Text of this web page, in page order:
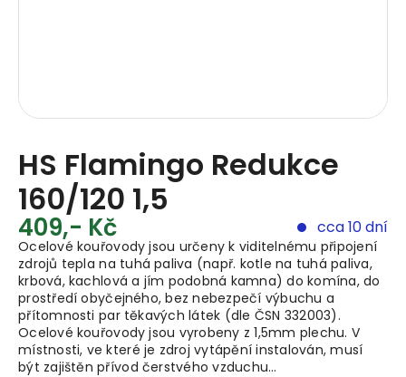
HS Flamingo Redukce
160/120 1,5
409,- Kč cca 10 dní
Ocelové kouřovody jsou určeny k viditelnému připojení
zdrojů tepla na tuhá paliva (např. kotle na tuhá paliva,
krbová, kachlová a jím podobná kamna) do komína, do
prostředí obyčejného, bez nebezpečí výbuchu a
přítomnosti par těkavých látek (dle ČSN 332003).
Ocelové kouřovody jsou vyrobeny z 1,5mm plechu. V
místnosti, ve které je zdroj vytápění instalován, musí
být zajištěn přívod čerstvého vzduchu…